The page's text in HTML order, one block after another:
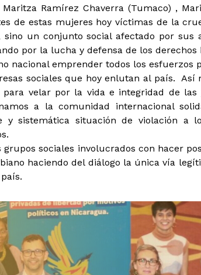
Ramírez Chaverra (Tumaco) ,
de estas mujeres hoy víctimas de la
un conjunto social afectado por sus
por la lucha y defensa de los
nacional emprender todos los esfuerzos
sociales que hoy enlutan al país. Así
velar por la vida e integridad de
a la comunidad internacional
y sistemática situación de violación a
sociales involucrados con hacer
haciendo del diálogo la única vía